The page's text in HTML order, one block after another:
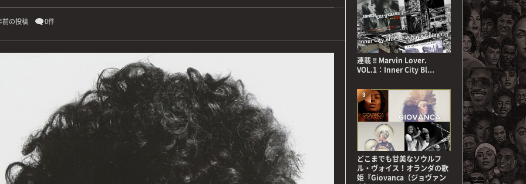
前の投稿 0件
連載 ‼ Marvin Lover.
VOL.1：Inner City Bl...
どこまでも甘美なソウルフ
ル・ヴォイス！オランダの歌
姫『Giovanca（ジョヴァン
3